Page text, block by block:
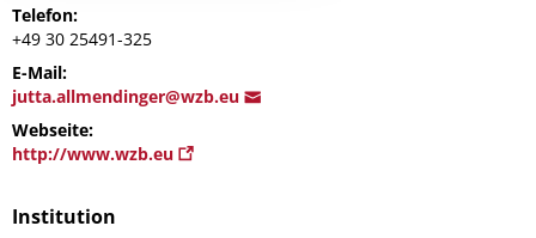
Telefon:
+49 30 25491-325
E-Mail:
jutta.allmendinger@wzb.eu
Webseite:
http://www.wzb.eu
Institution